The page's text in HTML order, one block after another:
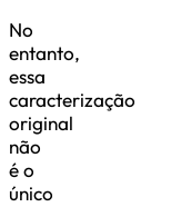
No
entanto,
essa
caracterização
original
não
é o
único